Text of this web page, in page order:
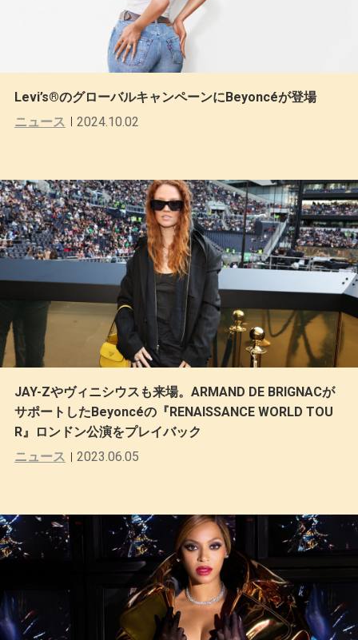
Levi’s®のグローバルキャンペーンにBeyoncéが登場
ニュース
2024.10.02
JAY-Zやヴィニシウスも来場。ARMAND DE BRIGNACが
サポートしたBeyoncéの『RENAISSANCE WORLD TOU
R』ロンドン公演をプレイバック
ニュース
2023.06.05